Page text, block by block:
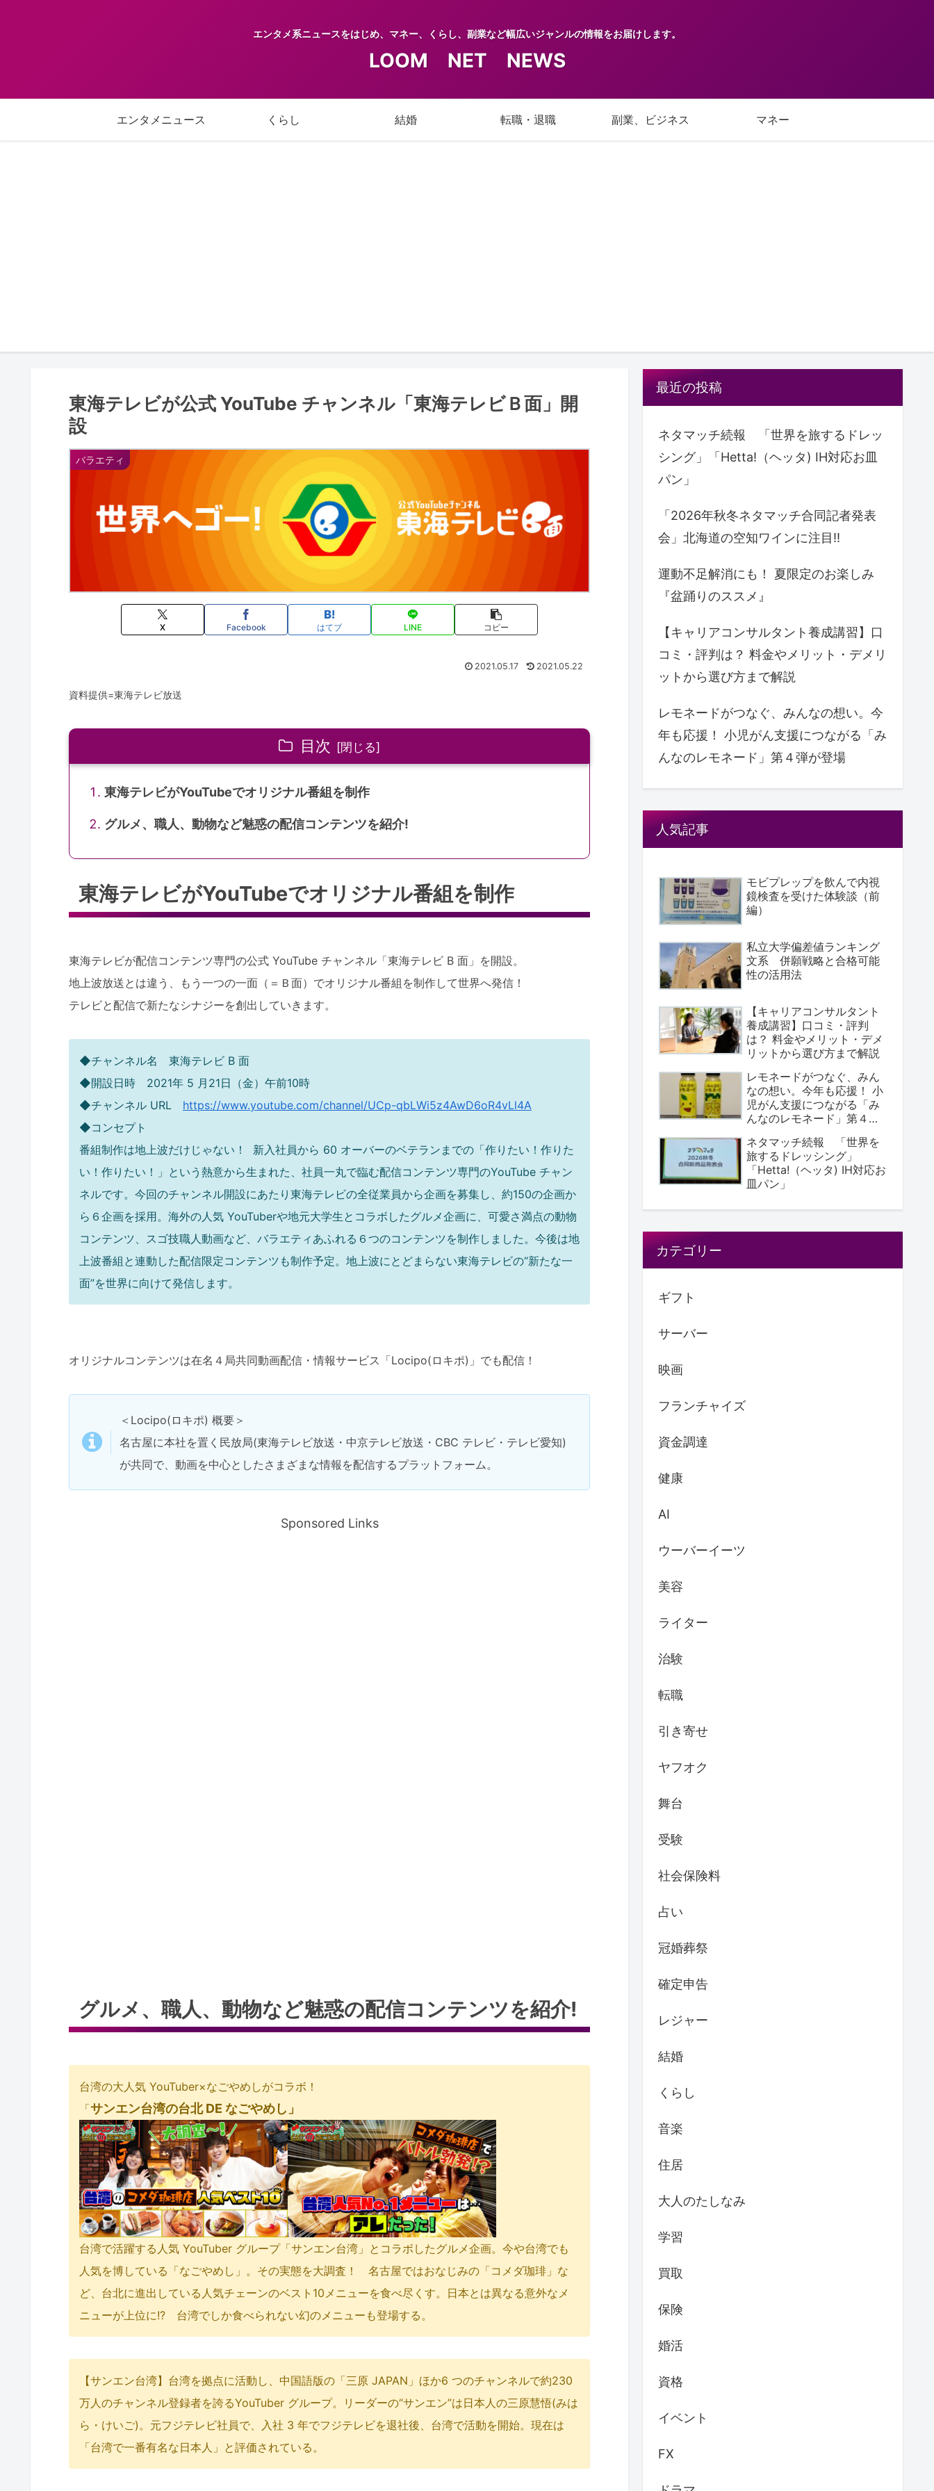
エンタメ系ニュースをはじめ、マネー、くらし、副業など幅広いジャンルの情報をお届けします。
LOOM NET NEWS
エンタメニュース くらし 結婚 転職・退職 副業、ビジネス マネー
東海テレビが公式 YouTube チャンネル「東海テレビＢ面」開
設
バラエティ
X Facebook はてブ LINE コピー
2021.05.17 2021.05.22
資料提供=東海テレビ放送
目次
東海テレビがYouTubeでオリジナル番組を制作
グルメ、職人、動物など魅惑の配信コンテンツを紹介!
東海テレビがYouTubeでオリジナル番組を制作
東海テレビが配信コンテンツ専門の公式 YouTube チャンネル「東海テレビ B 面」を開設。
地上波放送とは違う、もう一つの一面（＝Ｂ面）でオリジナル番組を制作して世界へ発信！
テレビと配信で新たなシナジーを創出していきます。
◆チャンネル名 東海テレビ B 面
◆開設日時 2021年 5 月21日（金）午前10時
◆チャンネル URL https://www.youtube.com/channel/UCp-qbLWi5z4AwD6oR4vLl4A
◆コンセプト
番組制作は地上波だけじゃない！ 新入社員から 60 オーバーのベテランまでの「作りたい！作りた
い！作りたい！」という 熱意から生まれた、社員一丸で臨む配信コンテンツ専門のYouTube チャン
ネルです。 今回のチャンネル開設にあたり東海テレビの全従業員から企画を募集し、 約150の企画か
ら６企画を採用。 海外の人気 YouTuberや地元大学生とコラボしたグルメ企画に、 可愛さ満点の動物
コンテンツ、スゴ技職人動画など、 バラエティあふれる６つのコンテンツを制作しました。 今後は地
上波番組と連動した配信限定コンテンツも制作予定。 地上波にとどまらない東海テレビの“新たな一
面”を世界に向けて発信します。
オリジナルコンテンツは在名４局共同動画配信・情報サービス「Locipo(ロキポ)」でも配信！
＜Locipo(ロキポ) 概要＞
名古屋に本社を置く民放局(東海テレビ放送・中京テレビ放送・CBC テレビ・テレビ愛知)
が共同で、動画を中心としたさまざまな情報を配信するプラットフォーム。
Sponsored Links
グルメ、職人、動物など魅惑の配信コンテンツを紹介!
台湾の大人気 YouTuber×なごやめしがコラボ！
「サンエン台湾の台北 DE なごやめし」
台湾で活躍する人気 YouTuber グループ「サンエン台湾」とコラボしたグルメ企画。 今や台湾でも
人気を博している「なごやめし」。その実態を大調査！ 名古屋ではおなじみの「コメダ珈琲」な
ど、 台北に進出している人気チェーンのベスト10メニューを食べ尽くす。 日本とは異なる意外なメ
ニューが上位に!? 台湾でしか食べられない幻のメニューも登場する。
【サンエン台湾】台湾を拠点に活動し、中国語版の「三原 JAPAN」ほか6 つのチャンネルで約230
万人のチャンネル登録者を誇るYouTuber グループ。
リーダーの“サンエン”は日本人の三原慧悟(みは
ら・けいご)。 元フジテレビ社員で、入社 3 年でフジテレビを退社後、台湾で活動を開始。 現在は
「台湾で一番有名な日本人」と評価されている。
最近の投稿
ネタマッチ続報 「世界を旅するドレッ
シング」「Hetta!（ヘッタ) IH対応お皿
パン」
「2026年秋冬ネタマッチ合同記者発表
会」北海道の空知ワインに注目!!
運動不足解消にも！ 夏限定のお楽しみ
『盆踊りのススメ』
【キャリアコンサルタント養成講習】口
コミ・評判は？ 料金やメリット・デメリ
ットから選び方まで解説
レモネードがつなぐ、みんなの想い。今
年も応援！ ⼩児がん支援につながる「み
んなのレモネード」第４弾が登場
人気記事
モビプレップを飲んで内視
鏡検査を受けた体験談（前
編）
私立大学偏差値ランキング
文系 併願戦略と合格可能
性の活用法
【キャリアコンサルタント
養成講習】口コミ・評判
は？ 料金やメリット・デメ
リットから選び方まで解説
レモネードがつなぐ、みん
なの想い。今年も応援！ ⼩
児がん支援につながる「み
んなのレモネード」第４弾
ネタマッチ続報 「世界を
旅するドレッシング」
「Hetta!（ヘッタ) IH対応お
皿パン」
カテゴリー
ギフト
サーバー
映画
フランチャイズ
資金調達
健康
AI
ウーバーイーツ
美容
ライター
治験
転職
引き寄せ
ヤフオク
舞台
受験
社会保険料
占い
冠婚葬祭
確定申告
レジャー
結婚
くらし
音楽
住居
大人のたしなみ
学習
買取
保険
婚活
資格
イベント
FX